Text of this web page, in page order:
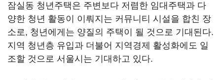
잠실동 청년주택은 주변보다 저렴한 임대주택과 다
양한 청년 활동이 이뤄지는 커뮤니티 시설을 합친 장
소로, 청년에게는 양질의 주택이 될 것으로 기대된다.
지역 청년층 유입과 더불어 지역경제 활성화에도 일
조할 것으로 서울시는 기대하고 있다.